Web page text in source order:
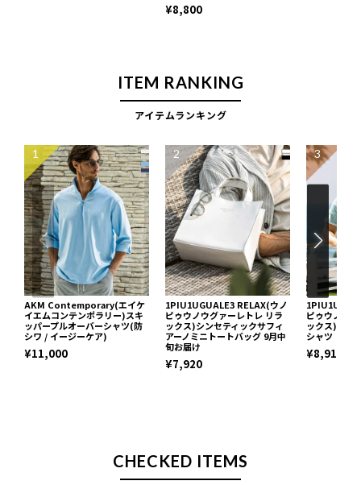
¥8,800
ITEM RANKING
アイテムランキング
1
AKM Contemporary(エイケ
イエムコンテンポラリー)スキ
ッパープルオーバーシャツ(防
シワ / イージーケア)
¥11,000
2
1PIU1UGUALE3 RELAX(ウノ
ピゥウノウグァーレトレ リラ
ックス)シンセティックサフィ
アーノミニトートバッグ 9月中
旬お届け
¥7,920
3
ピゥウノウ
ックス)ブロ
シャツ
¥8,910
CHECKED ITEMS